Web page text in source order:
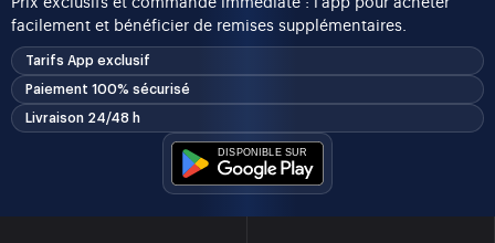
facilement et bénéficier de remises supplémentaires.
Tarifs App exclusif
Paiement 100% sécurisé
Livraison 24/48 h